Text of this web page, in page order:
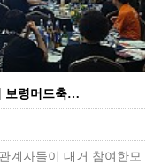
보령머드축…
계자들이 대거 참여한모